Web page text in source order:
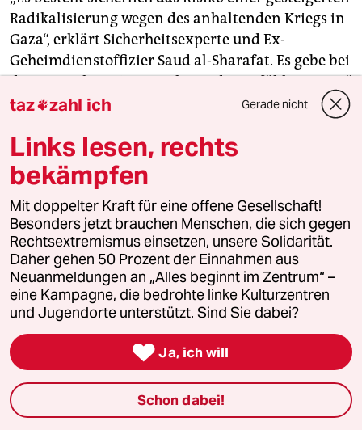
Radikalisierung wegen des anhaltenden Kriegs in
Gaza“, erklärt Sicherheitsexperte und Ex-
Geheimdienstoffizier Saud al-Sharafat. Es gebe bei
den Menschen ein „zunehmendes Gefühl von Wut“
und einen Wunsch nach Rache. Weitere solcher
ausgeschlossen werden, sollte der Krieg andauern
– genauso wenig eine Einmischung durch die
Muslimbrüder. Der Sprecher der Organisation
sagt dazu lediglich, sie unterstützten „das Recht
der Palästinenser*innen, der israelischen
Besatzung zu widerstehen“. Sicherheitsexperte al-
Sharafat findet indes nicht, dass die Bevölkerung
weiter in den Extremismus abdriftet. „Ich glaube,
dass es nicht außer Kontrolle geraten wird.“
Auf dem Rückweg aus dem Dorf und dem
Gedenkzelt al-Jazis, als der Wagen die Autobahn
entlangsaust, ballt sich der Sand am Horizont
zusammen, bis Himmel und Erde ineinander
taz zahl ich Gerade nicht
Links lesen, rechts
bekämpfen
Mit doppelter Kraft für eine offene Gesellschaft!
Besonders jetzt brauchen Menschen, die sich gegen
Rechtsextremismus einsetzen, unsere Solidarität.
Daher gehen 50 Prozent der Einnahmen aus
Neuanmeldungen an „Alles beginnt im Zentrum“ –
eine Kampagne, die bedrohte linke Kulturzentren
und Jugendorte unterstützt. Sind Sie dabei?
 Ja, ich will
Schon dabei!